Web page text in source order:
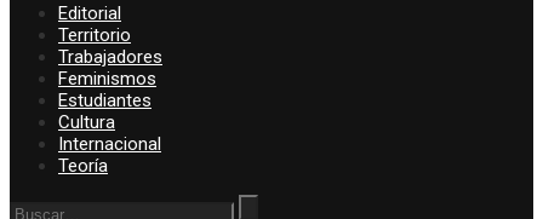
Editorial
Territorio
Trabajadores
Feminismos
Estudiantes
Cultura
Internacional
Teoría